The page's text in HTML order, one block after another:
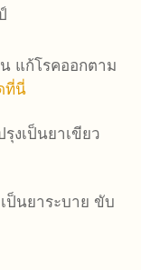
แก้โรคออกตาม
ที่นี่
งเป็นยาเขียว
ป็นยาระบาย ขับ